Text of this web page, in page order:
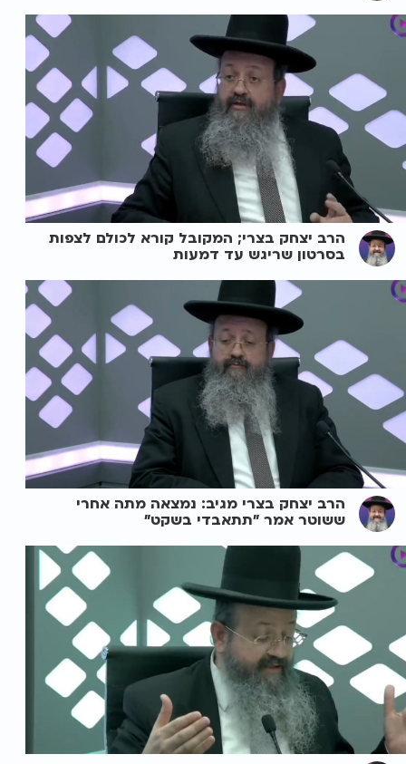
הרב יצחק בצרי; המקובל קורא לכולם לצפות
בסרטון שריגש עד דמעות
הרב יצחק בצרי מגיב: נמצאה מתה אחרי
ששוטר אמר "תתאבדי בשקט"